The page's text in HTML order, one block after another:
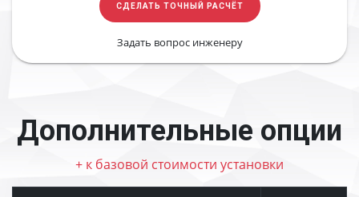
СДЕЛАТЬ ТОЧНЫЙ РАСЧЁТ
Задать вопрос инженеру
Дополнительные опции
+ к базовой стоимости установки